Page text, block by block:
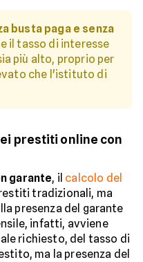
busta paga e senza
il tasso di interesse
più alto, proprio per
che l'istituto di
prestiti online con
garante, il calcolo del
tradizionali, ma
presenza del garante
infatti, avviene
richiesto, del tasso di
ma la presenza del